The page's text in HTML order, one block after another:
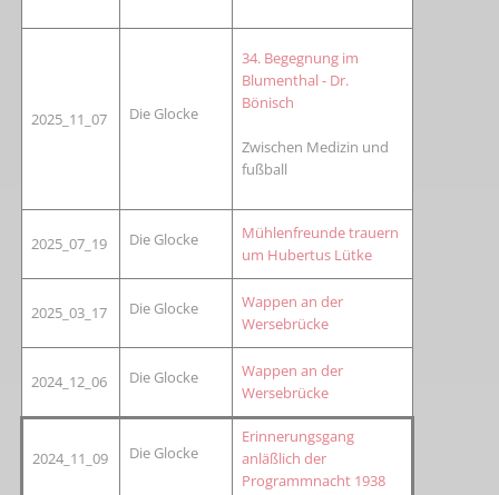
2025_11_07 Die Glocke
34. Begegnung im
Blumenthal - Dr.
Bönisch
Zwischen Medizin und
fußball
2025_07_19 Die Glocke
Mühlenfreunde trauern
um Hubertus Lütke
2025_03_17 Die Glocke
Wappen an der
Wersebrücke
2024_12_06 Die Glocke
Wappen an der
Wersebrücke
2024_11_09 Die Glocke
Erinnerungsgang
anläßlich der
Programmnacht 1938